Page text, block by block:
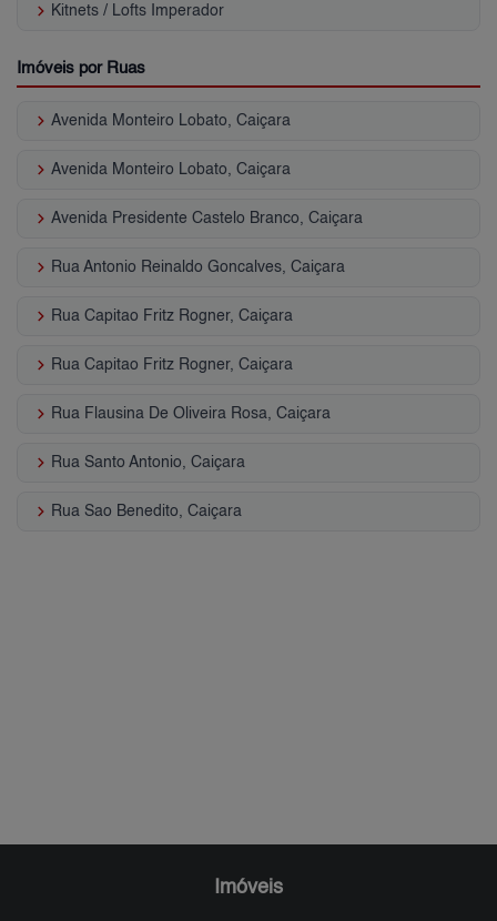
keyboard_arrow_right Kitnets / Lofts Imperador
Imóveis por Ruas
keyboard_arrow_right Avenida Monteiro Lobato, Caiçara
keyboard_arrow_right Avenida Monteiro Lobato, Caiçara
keyboard_arrow_right Avenida Presidente Castelo Branco, Caiçara
keyboard_arrow_right Rua Antonio Reinaldo Goncalves, Caiçara
keyboard_arrow_right Rua Capitao Fritz Rogner, Caiçara
keyboard_arrow_right Rua Capitao Fritz Rogner, Caiçara
keyboard_arrow_right Rua Flausina De Oliveira Rosa, Caiçara
keyboard_arrow_right Rua Santo Antonio, Caiçara
keyboard_arrow_right Rua Sao Benedito, Caiçara
Imóveis